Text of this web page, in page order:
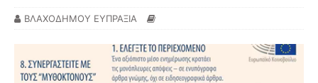
ΒΛΑΧΟΔΗΜΟΥ ΕΥΠΡΑΞΙΑ